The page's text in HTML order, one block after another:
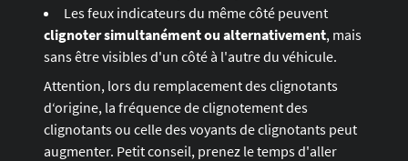
Les feux indicateurs du même côté peuvent
clignoter simultanément ou alternativement, mais
sans être visibles d'un côté à l'autre du véhicule.
Attention, lors du remplacement des clignotants
d‘origine, la fréquence de clignotement des
clignotants ou celle des voyants de clignotants peut
augmenter. Petit conseil, prenez le temps d'aller